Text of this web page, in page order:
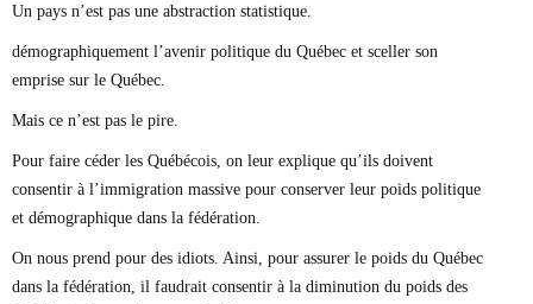
Un pays n’est pas une abstraction statistique.
démographiquement l’avenir politique du Québec et sceller son
emprise sur le Québec.
Mais ce n’est pas le pire.
Pour faire céder les Québécois, on leur explique qu’ils doivent
consentir à l’immigration massive pour conserver leur poids politique
et démographique dans la fédération.
On nous prend pour des idiots. Ainsi, pour assurer le poids du Québec
dans la fédération, il faudrait consentir à la diminution du poids des